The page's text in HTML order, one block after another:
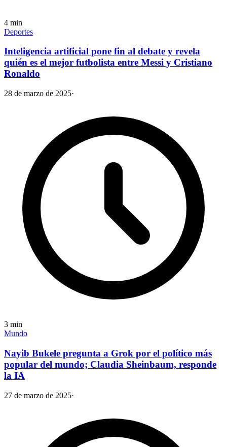
4 min
Deportes
Inteligencia artificial pone fin al debate y revela
quién es el mejor futbolista entre Messi y Cristiano
Ronaldo
28 de marzo de 2025·
3 min
Mundo
Nayib Bukele pregunta a Grok por el político más
popular del mundo; Claudia Sheinbaum, responde
la IA
27 de marzo de 2025·